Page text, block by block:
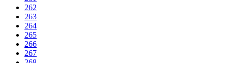
262
263
264
265
266
267